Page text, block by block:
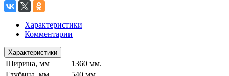
Характеристики
Комментарии
Характеристики
Ширина, мм
1360 мм.